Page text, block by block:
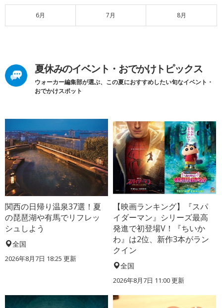
6月 7月 8月
夏休みのイベント・おでかけトピックス
ウォーカー編集部が選ぶ、この夏におすすめしたい旬なイベント・
おでかけスポット
関西の日帰り温泉37選！夏
の琵琶湖や有馬でリフレッ
シュしよう
全国
2026年8月7日 18:25 更新
【映画ランキング】『スパ
イダーマン』シリーズ最高
発進で初登場V！『ちいか
わ』は2位、新作3本がラン
クイン
全国
2026年8月7日 11:00更新